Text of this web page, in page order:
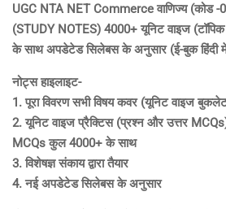
based
on
rating
was:
₹1,000.00.
is:
₹599.00.
UGC NTA NET Commerce वाणिज्य (कोड -
(STUDY NOTES) 4000+ यूनिट वाइज (टॉपिक
के साथ अपडेटेड सिलेबस के अनुसार (ई-बुक हिंदी
नोट्स हाइलाइट-
1. पूरा विवरण सभी विषय कवर (यूनिट वाइज
2. यूनिट वाइज प्रैक्टिस (प्रश्न और उत्तर
MCQs कुल 4000+ के साथ
3. विशेषज्ञ संकाय द्वारा तैयार
4. नई अपडेटेड सिलेबस के अनुसार